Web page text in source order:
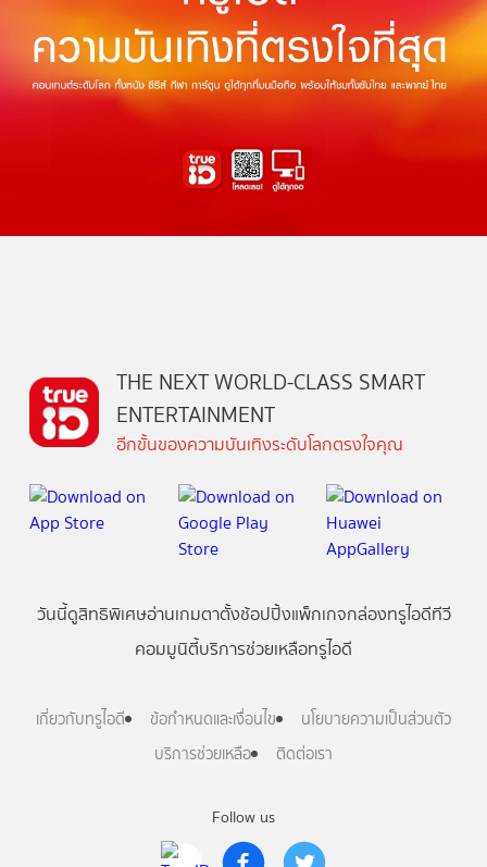
Follow us
THE NEXT WORLD-CLASS SMART
ENTERTAINMENT
อีกขั้นของความบันเทิงระดับโลกตรงใจคุณ
วันนี้ดูสิทธิพิเศษอ่านเกมตาตั้งช้อปปิ้งแพ็กเกจกล่องทรูไอดีทีวี
คอมมูนิตี้บริการช่วยเหลือทรูไอดี
เกี่ยวกับทรูไอดี ข้อกำหนดและเงื่อนไข
นโยบายความเป็นส่วนตัว
บริการช่วยเหลือ
ติดต่อเรา